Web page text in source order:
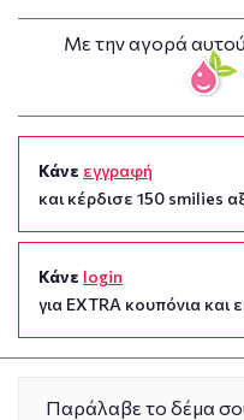
Με την αγορά
Κάνε εγγραφή
και κέρδισε 150 smilies
Κάνε login
για EXTRA κουπόνια και
Παράλαβε το δέμα